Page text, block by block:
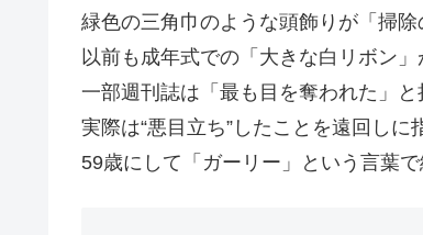
緑色の三角巾のような頭飾りが「掃
以前も成年式での「大きな白リボン
一部週刊誌は「最も目を奪われた」
実際は“悪目立ち”したことを遠回しに
59歳にして「ガーリー」という言葉